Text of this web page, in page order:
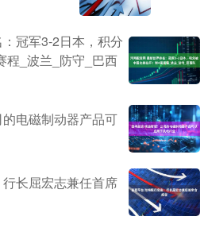
冠军3-2日本，积分
程_波兰_防守_巴西
电磁制动器产品可
长屈宏志兼任首席